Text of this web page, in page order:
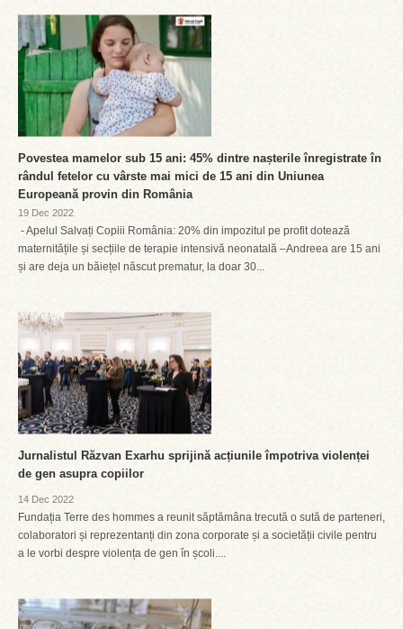
Povestea mamelor sub 15 ani: 45% dintre nașterile înregistrate în
rândul fetelor cu vârste mai mici de 15 ani din Uniunea
Europeană provin din România
19 Dec 2022
- Apelul Salvați Copiii România: 20% din impozitul pe profit dotează
maternitățile și secțiile de terapie intensivă neonatală –Andreea are 15 ani
și are deja un băiețel născut prematur, la doar 30...
Jurnalistul Răzvan Exarhu sprijină acțiunile împotriva violenței
de gen asupra copiilor
14 Dec 2022
Fundația Terre des hommes a reunit săptămâna trecută o sută de parteneri,
colaboratori și reprezentanți din zona corporate și a societății civile pentru
a le vorbi despre violența de gen în școli....